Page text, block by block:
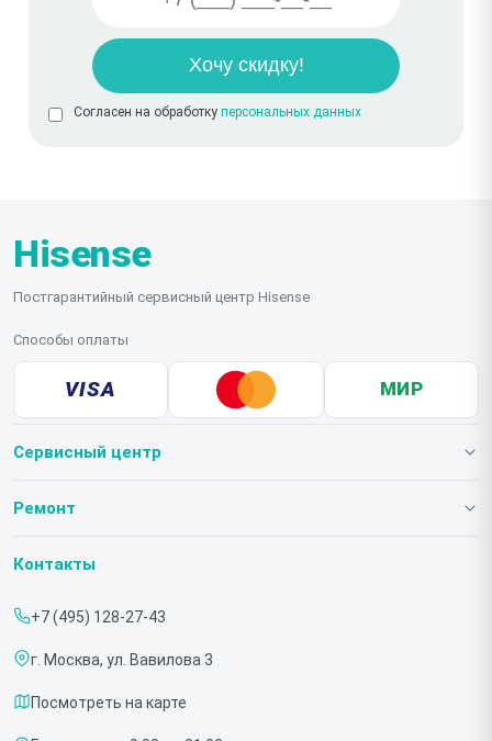
Согласен на обработку персональных данных
Hisense
Постгарантийный сервисный центр Hisense
Способы оплаты
VISA МИР
Сервисный центр
О нашем сервисе
Срочный ремонт
Доставка и способы оплаты
Диагностика
Ремонт
Телевизоров
Контакты
+7 (495) 128-27-43
г. Москва, ул. Вавилова 3
Посмотреть на карте